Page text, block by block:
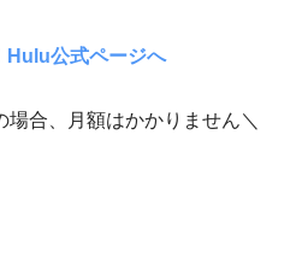
Hulu公式ページへ
場合、月額はかかりません＼